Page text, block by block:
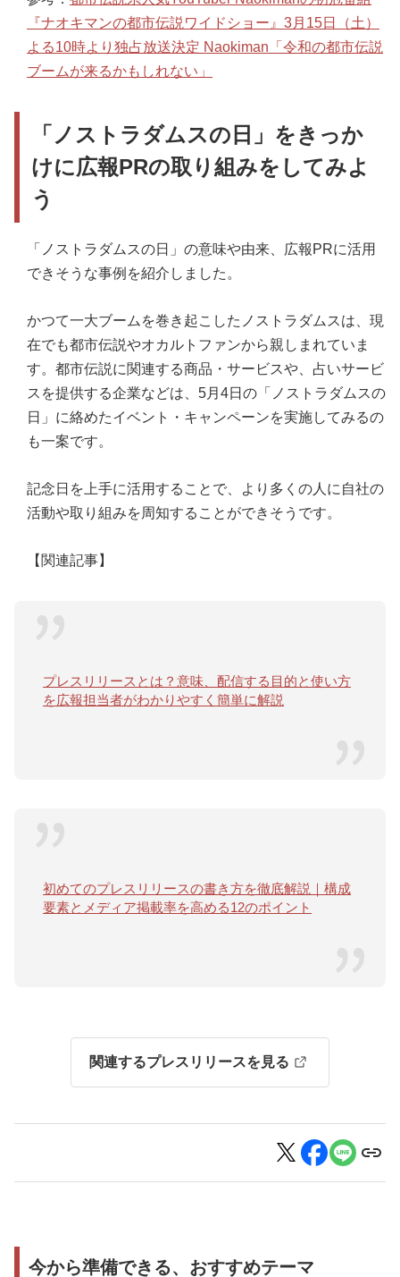
『ナオキマンの都市伝説ワイドショー』3月15日（土）
よる10時より独占放送決定 Naokiman「令和の都市伝説
ブームが来るかもしれない」
「ノストラダムスの日」をきっか
けに広報PRの取り組みをしてみよ
う
「ノストラダムスの日」の意味や由来、広報PRに活用
できそうな事例を紹介しました。
かつて一大ブームを巻き起こしたノストラダムスは、現
在でも都市伝説やオカルトファンから親しまれていま
す。都市伝説に関連する商品・サービスや、占いサービ
スを提供する企業などは、5月4日の「ノストラダムスの
日」に絡めたイベント・キャンペーンを実施してみるの
も一案です。
記念日を上手に活用することで、より多くの人に自社の
活動や取り組みを周知することができそうです。
【関連記事】
プレスリリースとは？意味、配信する目的と使い方
を広報担当者がわかりやすく簡単に解説
初めてのプレスリリースの書き方を徹底解説｜構成
要素とメディア掲載率を高める12のポイント
関連するプレスリリースを見る
今から準備できる、おすすめテーマ